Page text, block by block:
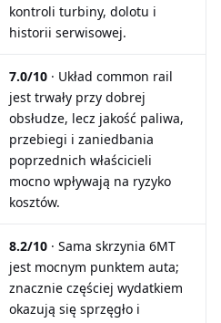
kontroli turbiny, dolotu i
historii serwisowej.
7.0/10 · Układ common rail
jest trwały przy dobrej
obsłudze, lecz jakość paliwa,
przebiegi i zaniedbania
poprzednich właścicieli
mocno wpływają na ryzyko
kosztów.
8.2/10 · Sama skrzynia 6MT
jest mocnym punktem auta;
znacznie częściej wydatkiem
okazują się sprzęgło i